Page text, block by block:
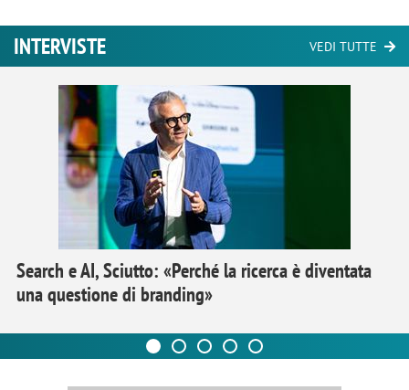
INTERVISTE VEDI TUTTE
Search e AI, Sciutto: «Perché la ricerca è diventata
una questione di branding»